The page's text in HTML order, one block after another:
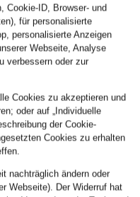
Cookie-ID, Browser- und
für personalisierte
personalisierte Anzeigen
Webseite, Analyse
verbessern oder zur
Cookies zu akzeptieren und
oder auf „Individuelle
der Cookie-
Cookies zu erhalten
nachträglich ändern oder
Webseite). Der Widerruf hat